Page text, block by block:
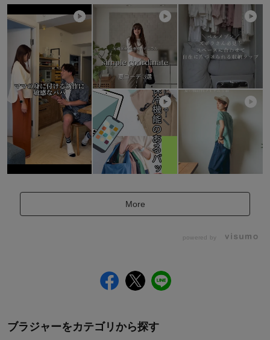
More
powered by
ブラジャーをカテゴリから探す